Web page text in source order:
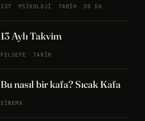
237
PSIKOLOJI TARIH 30 DK
13 Aylı Takvim
FELSEFE TARIH
Bu nasıl bir kafa? Sıcak Kafa
SINEMA